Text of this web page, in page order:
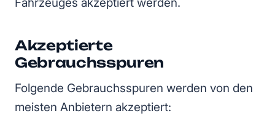
Fahrzeuges akzeptiert werden.
Akzeptierte
Gebrauchsspuren
Folgende Gebrauchsspuren werden von den
meisten Anbietern akzeptiert: